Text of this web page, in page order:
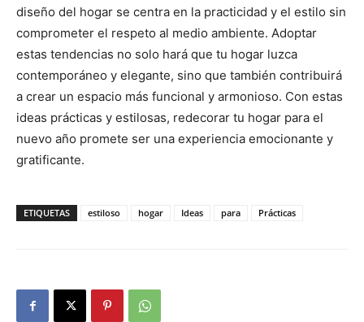
diseño del hogar se centra en la practicidad y el estilo sin
comprometer el respeto al medio ambiente. Adoptar
estas tendencias no solo hará que tu hogar luzca
contemporáneo y elegante, sino que también contribuirá
a crear un espacio más funcional y armonioso. Con estas
ideas prácticas y estilosas, redecorar tu hogar para el
nuevo año promete ser una experiencia emocionante y
gratificante.
ETIQUETAS estiloso hogar Ideas para Prácticas